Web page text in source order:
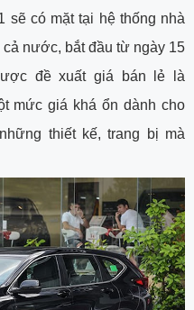
sẽ có mặt tại hệ thống nhà
nước, bắt đầu từ ngày 15
đề xuất giá bán lẻ là
mức giá khá ổn dành cho
thiết kế, trang bị mà